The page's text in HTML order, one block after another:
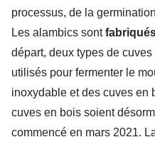
processus, de la
Les alambics sont
départ, deux types de
utilisés pour fermenter le
inoxydable et des cuves en
cuves en bois soient
commencé en mars 2021.